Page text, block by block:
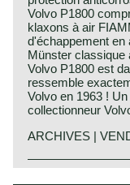
Volvo P1800
klaxons à air
d'échappement en
Münster classique
Volvo P1800 est
ressemble
Volvo en 1963 !
collectionneur
ARCHIVES |
The Volvo P 1800